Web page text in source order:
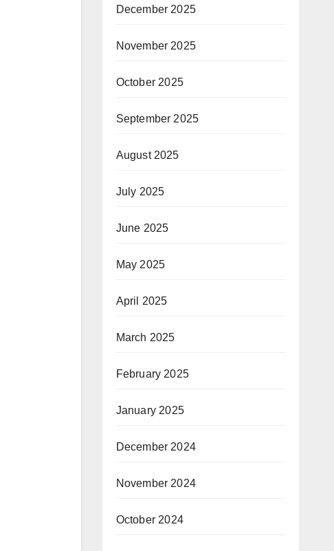
December 2025
November 2025
October 2025
September 2025
August 2025
July 2025
June 2025
May 2025
April 2025
March 2025
February 2025
January 2025
December 2024
November 2024
October 2024